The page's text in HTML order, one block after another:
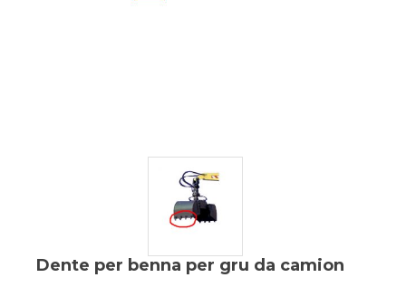
Dente per benna per gru da camion